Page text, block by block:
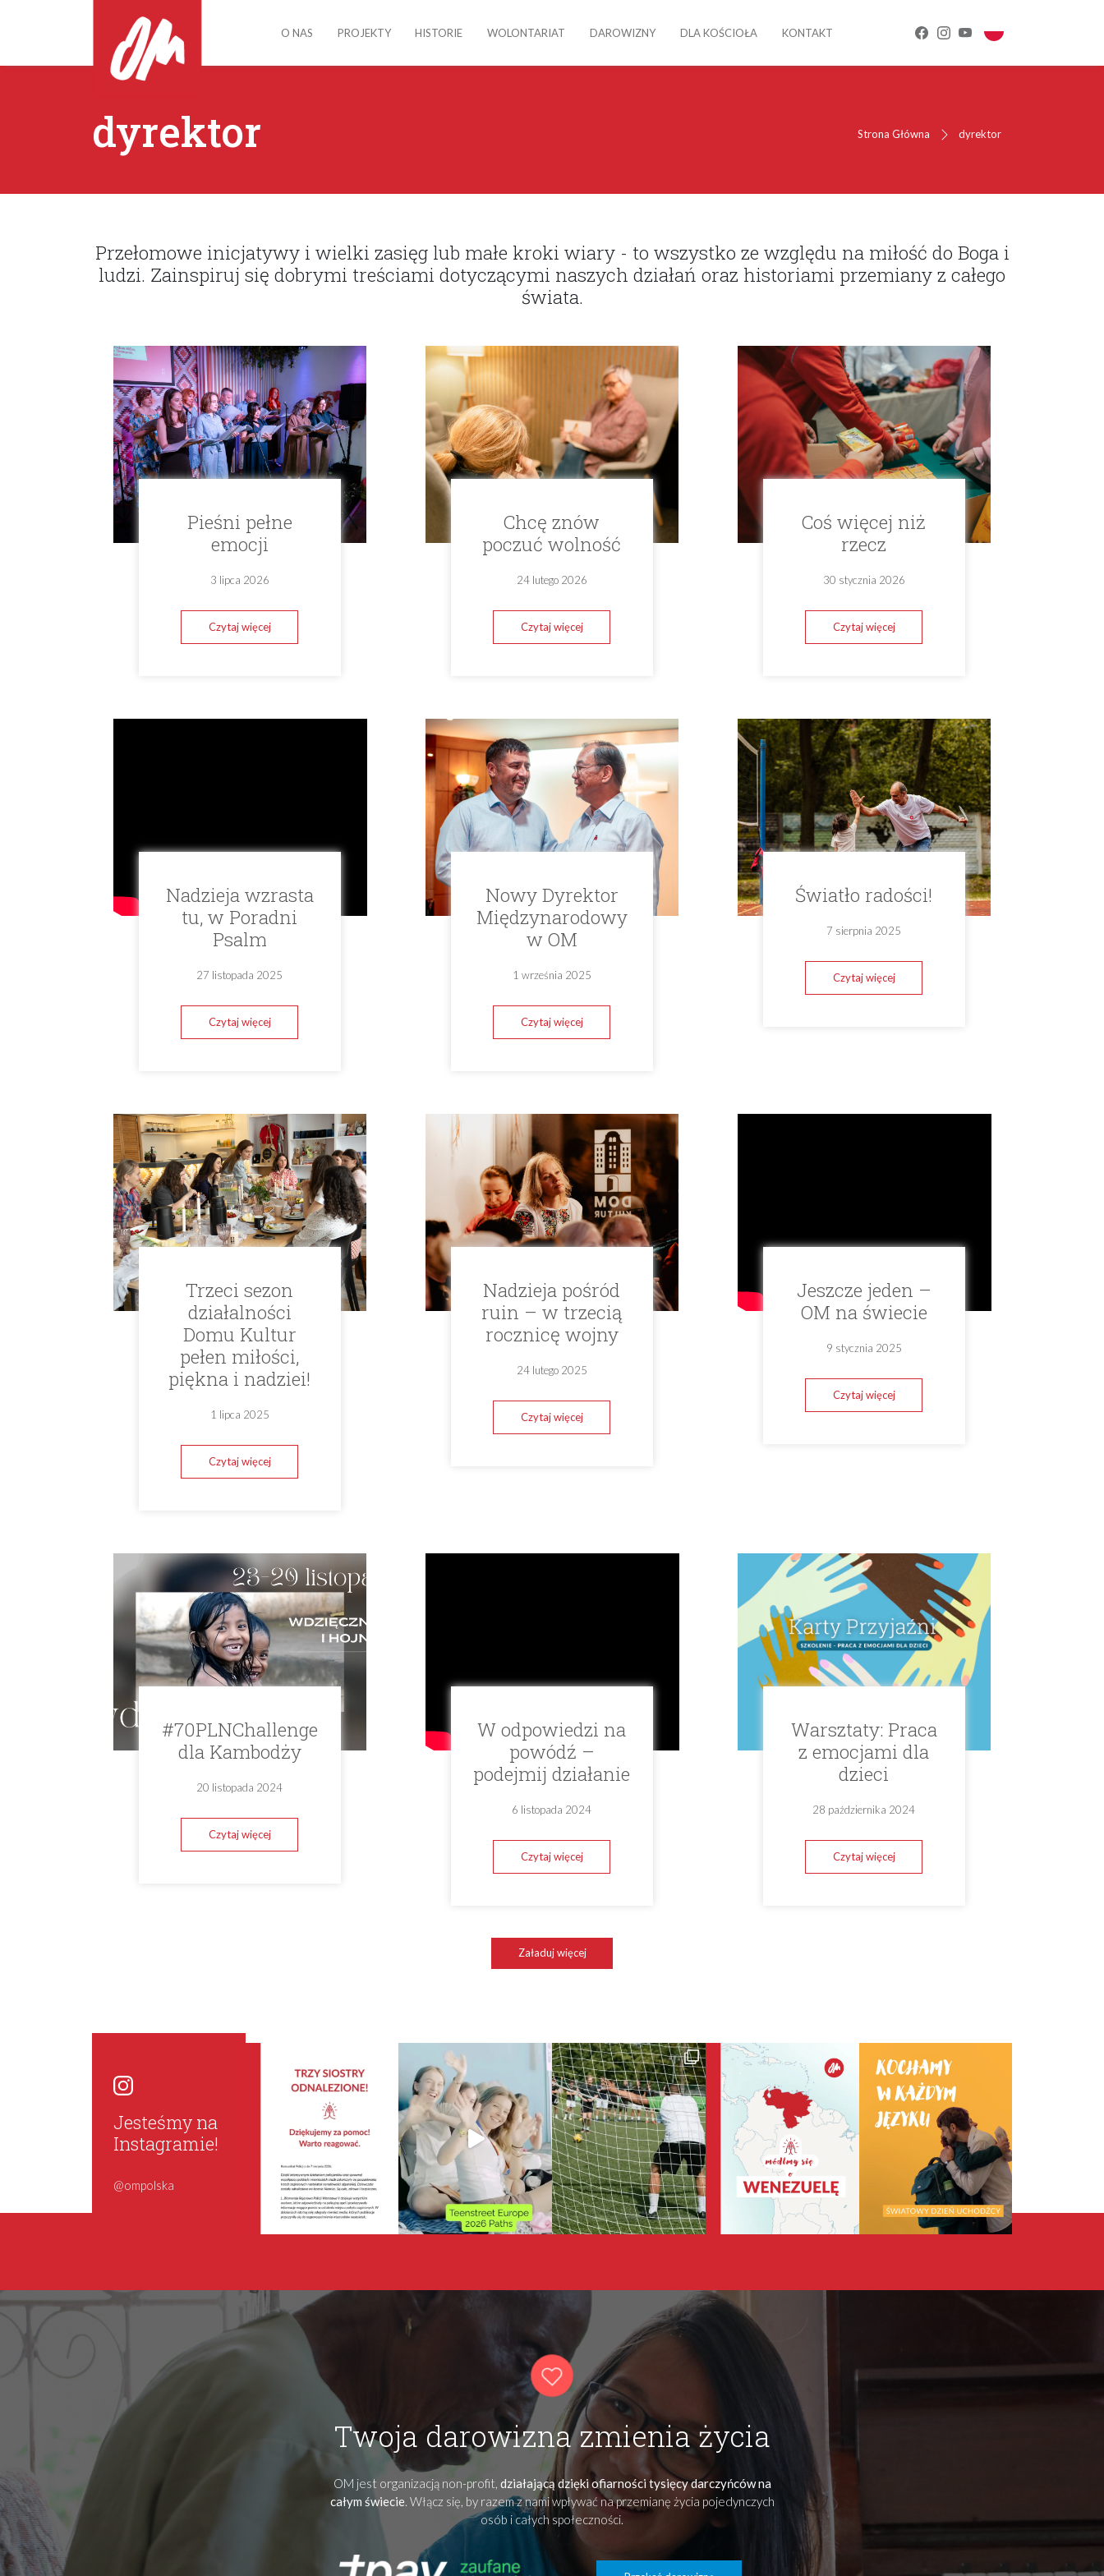
O NAS PROJEKTY HISTORIE WOLONTARIAT DAROWIZNY DLA KOŚCIOŁA KONTAKT
dyrektor Strona Główna dyrektor
Przełomowe inicjatywy i wielki zasięg lub małe kroki wiary - to wszystko ze względu na miłość do Boga i
ludzi. Zainspiruj się dobrymi treściami dotyczącymi naszych działań oraz historiami przemiany z całego
świata.
Pieśni pełne
emocji
3 lipca 2026
Czytaj więcej
Chcę znów
poczuć wolność
24 lutego 2026
Czytaj więcej
Coś więcej niż
rzecz
30 stycznia 2026
Czytaj więcej
Nadzieja wzrasta
tu, w Poradni
Psalm
27 listopada 2025
Czytaj więcej
Nowy Dyrektor
Międzynarodowy
w OM
1 września 2025
Czytaj więcej
Światło radości!
7 sierpnia 2025
Czytaj więcej
Trzeci sezon
działalności
Domu Kultur
pełen miłości,
piękna i nadziei!
1 lipca 2025
Czytaj więcej
Nadzieja pośród
ruin – w trzecią
rocznicę wojny
24 lutego 2025
Czytaj więcej
Jeszcze jeden –
OM na świecie
9 stycznia 2025
Czytaj więcej
#70PLNChallenge
dla Kambodży
20 listopada 2024
Czytaj więcej
W odpowiedzi na
powódź –
podejmij działanie
6 listopada 2024
Czytaj więcej
Warsztaty: Praca
z emocjami dla
dzieci
28 października 2024
Czytaj więcej
Załaduj więcej
Jesteśmy na
Instagramie!
@ompolska
Twoja darowizna zmienia życia
OM jest organizacją non-profit, działającą dzięki ofiarności tysięcy darczyńców na
całym świecie. Włącz się, by razem z nami wpływać na przemianę życia pojedynczych
osób i całych społeczności.